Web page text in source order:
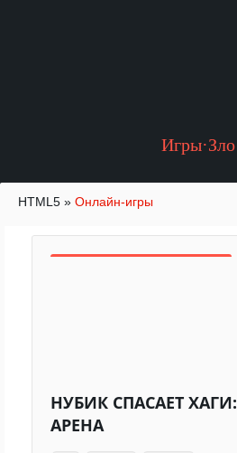
Игры·Зло
HTML5 » Онлайн-игры
НУБИК СПАСАЕТ ХАГИ:
АРЕНА